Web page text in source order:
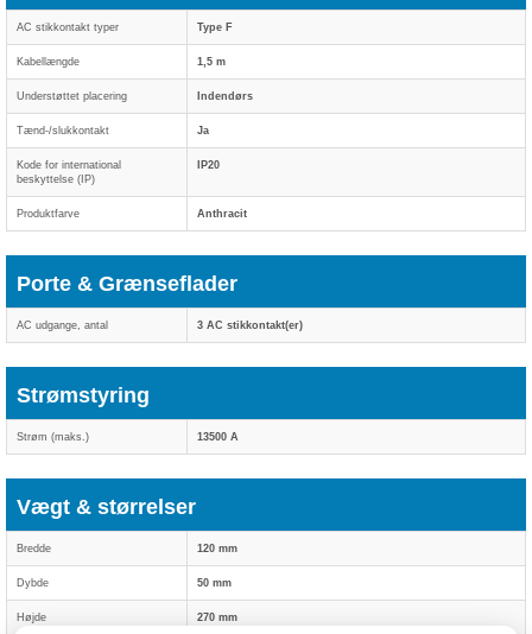
AC stikkontakt typer Type F
Kabellængde 1,5 m
Understøttet placering Indendørs
Tænd-/slukkontakt Ja
Kode for international
beskyttelse (IP)
IP20
Produktfarve Anthracit
Porte & Grænseflader
AC udgange, antal 3 AC stikkontakt(er)
Strømstyring
Strøm (maks.) 13500 A
Vægt & størrelser
Bredde 120 mm
Dybde 50 mm
Højde 270 mm